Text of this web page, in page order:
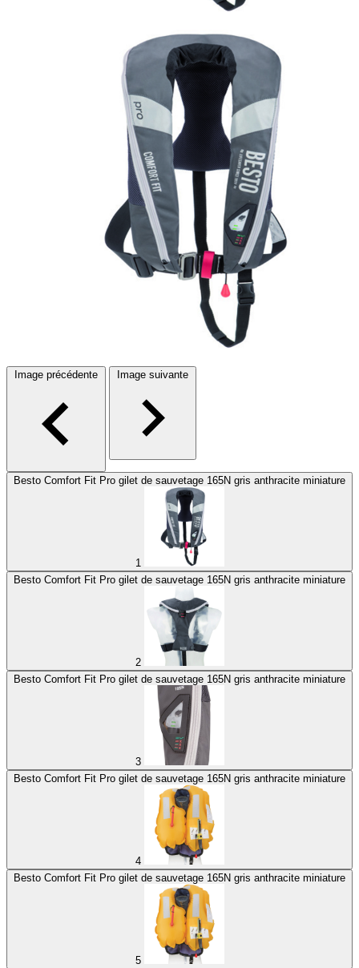
Image précédente Image suivante
Besto Comfort Fit Pro gilet de sauvetage 165N gris anthracite miniature
1
Besto Comfort Fit Pro gilet de sauvetage 165N gris anthracite miniature
2
Besto Comfort Fit Pro gilet de sauvetage 165N gris anthracite miniature
3
Besto Comfort Fit Pro gilet de sauvetage 165N gris anthracite miniature
4
Besto Comfort Fit Pro gilet de sauvetage 165N gris anthracite miniature
5